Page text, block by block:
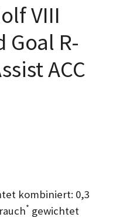
VIII
Goal R-
ACC
kombiniert: 0,3
* gewichtet